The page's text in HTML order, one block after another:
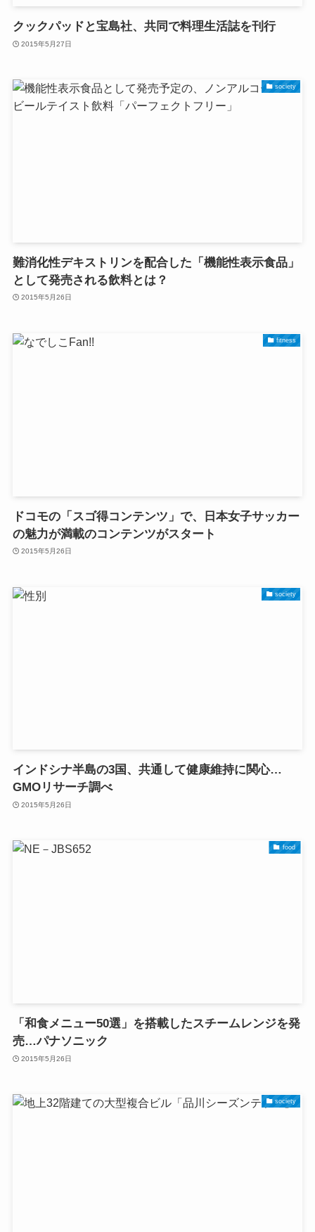
クックパッドと宝島社、共同で料理生活誌を刊行
2015年5月27日
society
難消化性デキストリンを配合した「機能性表示食品」
として発売される飲料とは？
2015年5月26日
fitness
ドコモの「スゴ得コンテンツ」で、日本女子サッカー
の魅力が満載のコンテンツがスタート
2015年5月26日
society
インドシナ半島の3国、共通して健康維持に関心…
GMOリサーチ調べ
2015年5月26日
food
「和食メニュー50選」を搭載したスチームレンジを発
売…パナソニック
2015年5月26日
society